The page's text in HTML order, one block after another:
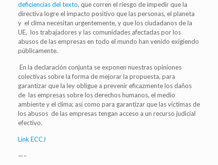
deficiencias del texto, que corren el riesgo de impedir que la
directiva logre el impacto positivo que las personas, el planeta
y el clima necesitan urgentemente, y que los ciudadanos de la
UE, los trabajadores y las comunidades afectadas por los
abusos de las empresas en todo el mundo han venido exigiendo
públicamente.
En la declaración conjunta se exponen nuestras opiniones
colectivas sobre la forma de mejorar la propuesta, para
garantizar que la ley obligue a prevenir eficazmente los daños
de las empresas sobre los derechos humanos, el medio
ambiente y el clima; así como para garantizar que las víctimas de
los abusos de las empresas tengan acceso a un recurso judicial
efectivo.
Link ECCJ
—–